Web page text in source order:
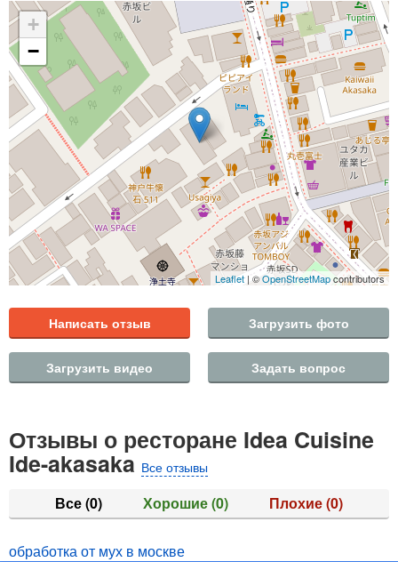
+
−
Leaflet | ©OpenStreetMapcontributors
Написать отзыв Загрузить фото
Загрузить видео Задать вопрос
Отзывы о ресторане Idea Cuisine
Ide-akasaka Все отзывы
Все(0) Хорошие(0) Плохие(0)
обработка от мух в москве